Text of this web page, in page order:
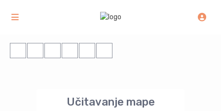
Učitavanje mape